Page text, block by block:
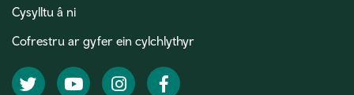
Cysylltu â ni
Cofrestru ar gyfer ein cylchlythyr
TwitterYouTubeInstagramFacebook